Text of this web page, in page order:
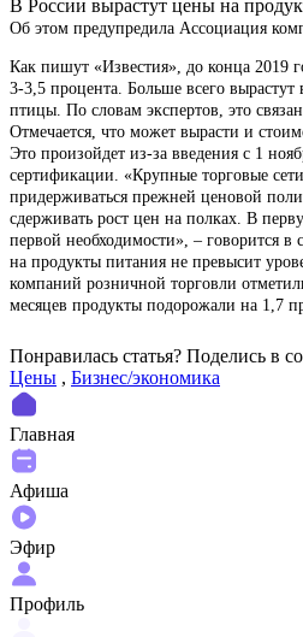
В России вырастут цены на
Об этом предупредила Ассоциация
Как пишут «Известия», до конца 2019
3-3,5 процента. Больше всего вырастут
птицы. По словам экспертов, это
Отмечается, что может вырасти и
Это произойдет из-за введения с 1
сертификации. «Крупные торговые
придерживаться прежней ценовой
сдерживать рост цен на полках. В
первой необходимости», – говорится
на продукты питания не превысит
компаний розничной торговли
месяцев продукты подорожали на 1,7
Понравилась статья? Поделиcь в
Цены , Бизнес/экономика
Главная
Афиша
Эфир
Профиль